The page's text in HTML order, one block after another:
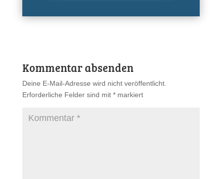
Kommentar absenden
Deine E-Mail-Adresse wird nicht veröffentlicht.
Erforderliche Felder sind mit *markiert